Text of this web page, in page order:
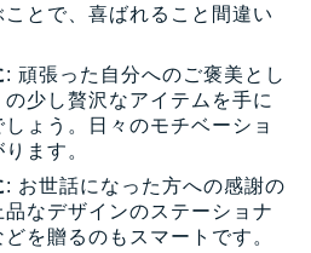
とで、喜ばれること間違い
: 頑張った自分へのご褒美とし
少し贅沢なアイテムを手に
ょう。日々のモチベーショ
ます。
: お世話になった方への感謝の
なデザインのステーショナ
を贈るのもスマートです。